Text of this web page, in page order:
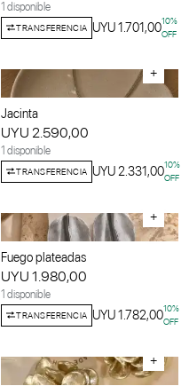
1 disponible
TRANSFERENCIA UYU 1.701,0010%
OFF
+
Jacinta
UYU 2.590,00
1 disponible
TRANSFERENCIA UYU 2.331,0010%
OFF
+
Fuego plateadas
UYU 1.980,00
1 disponible
TRANSFERENCIA UYU 1.782,0010%
OFF
+